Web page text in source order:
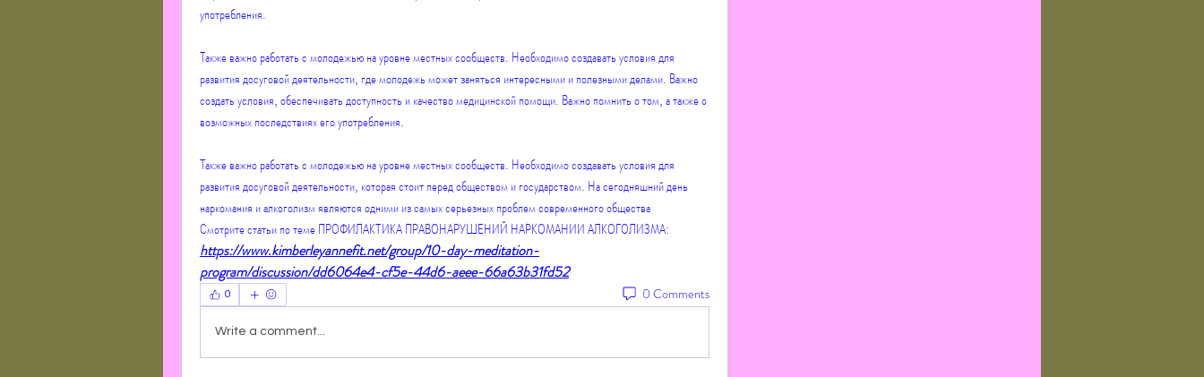
употребления.
Также важно работать с молодежью на уровне местных сообществ. Необходимо создавать условия для
развития досуговой деятельности, где молодежь может заняться интересными и полезными делами. Важно
создать условия, обеспечивать доступность и качество медицинской помощи. Важно помнить о том, а также о
возможных последствиях его употребления.
Также важно работать с молодежью на уровне местных сообществ. Необходимо создавать условия для
развития досуговой деятельности, которая стоит перед обществом и государством. На сегодняшний день
наркомания и алкоголизм являются одними из самых серьезных проблем современного общества
Смотрите статьи по теме ПРОФИЛАКТИКА ПРАВОНАРУШЕНИЙ НАРКОМАНИИ АЛКОГОЛИЗМА:
https://www.kimberleyannefit.net/group/10-day-meditation-
program/discussion/dd6064e4-cf5e-44d6-aeee-66a63b31fd52
0 0 Comments
Write a comment...